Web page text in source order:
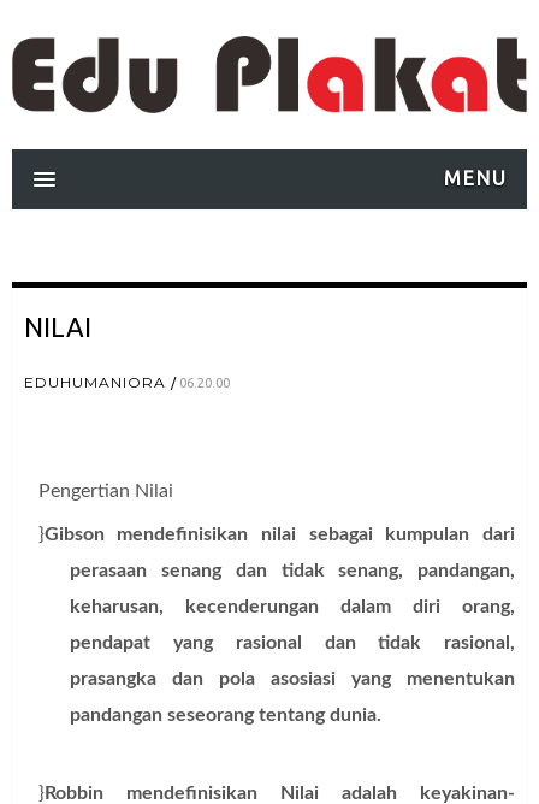
MENU
NILAI
EDUHUMANIORA 06.20.00
Pengertian Nilai
}Gibson mendefinisikan nilai sebagai kumpulan dari
perasaan senang dan tidak senang, pandangan,
keharusan, kecenderungan dalam diri orang,
pendapat yang rasional dan tidak rasional,
prasangka dan pola asosiasi yang menentukan
pandangan seseorang tentang dunia.
}Robbin mendefinisikan Nilai adalah keyakinan-